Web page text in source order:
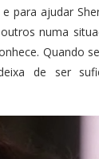
para ajudar
numa
Quando
de ser